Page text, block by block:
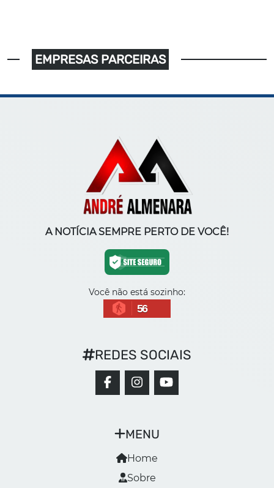
EMPRESAS PARCEIRAS
A NOTÍCIA SEMPRE PERTO DE VOCÊ!
Você não está sozinho:
56
MENU
Home
Sobre
REDES SOCIAIS